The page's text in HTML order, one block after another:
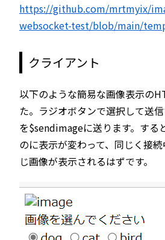
https://github.com/mrtmyix/
websocket-test/blob/main/
クライアント
以下のような簡易な画像表示の
た。ラジオボタンで選択して送
を$sendimageに送ります。する
のに表示が変わって、同じく接
じ画像が表示されるはずです。